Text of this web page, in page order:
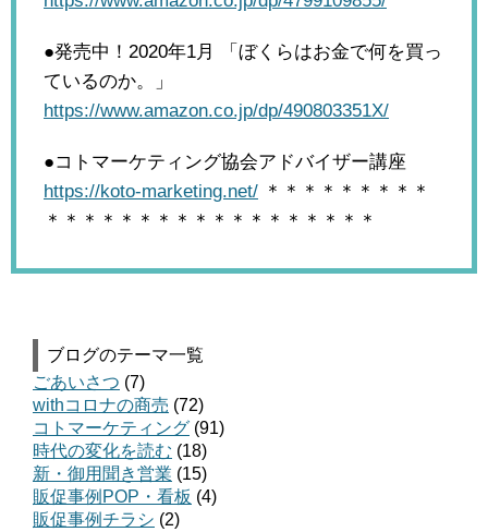
●発売中！2020年1月
「ぼくらはお金で何を買っ
ているのか。」
https://www.amazon.co.jp/dp/490803351X/
●コトマーケティング協会アドバイザー講座
https://koto-marketing.net/ ＊＊＊＊＊＊＊＊＊
＊＊＊＊＊＊＊＊＊＊＊＊＊＊＊＊＊＊
ブログのテーマ一覧
ごあいさつ (7)
withコロナの商売 (72)
コトマーケティング (91)
時代の変化を読む (18)
新・御用聞き営業 (15)
販促事例POP・看板 (4)
販促事例チラシ (2)